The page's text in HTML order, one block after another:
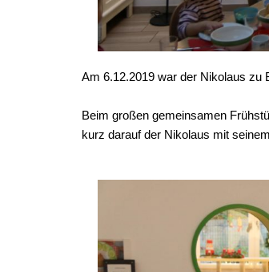
Am 6.12.2019 war der Nikolaus zu
Beim großen gemeinsamen
kurz darauf der Nikolaus mit